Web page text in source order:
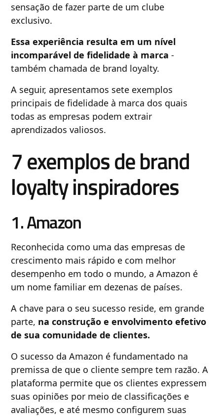
sensação de fazer parte de um clube
exclusivo.
Essa experiência resulta em um nível
incomparável de fidelidade à marca -
também chamada de brand loyalty.
A seguir, apresentamos sete exemplos
principais de fidelidade à marca dos quais
todas as empresas podem extrair
aprendizados valiosos.
7 exemplos de brand
loyalty inspiradores
1. Amazon
Reconhecida como uma das empresas de
crescimento mais rápido e com melhor
desempenho em todo o mundo, a Amazon é
um nome familiar em dezenas de países.
A chave para o seu sucesso reside, em grande
parte, na construção e envolvimento efetivo
de sua comunidade de clientes.
O sucesso da Amazon é fundamentado na
premissa de que o cliente sempre tem razão. A
plataforma permite que os clientes expressem
suas opiniões por meio de classificações e
avaliações, e até mesmo configurem suas